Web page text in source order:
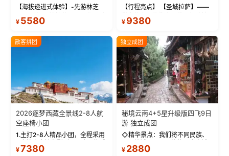
【海拔递进式体验】-先游林芝
(2900米)再访拉萨(3650米)，亲
测 99%游客零高反 。 【贴心保
反根本不是事儿 ！ 【无人机航
拍】-雪山/圣湖/...
¥ 5580
【行程亮点】 【圣城拉萨】——
带上信心与信仰去西藏，行吟拉
萨，感受这座城与生俱来的与众
城堡寺院于一体的宏伟建筑，是
西藏最完整的古代...
¥ 9380
散客拼团
2026逐梦西藏全景线2-8人航
空座椅小团
1.主打2-8人精品小团，全程采用
9座航空座椅车型（360度环抱式
座舱），提供VIP级别的舒适出行
¥7380
独立成团
秘境云南4+5星升级版四飞9日
游 独立成团
◇精华景点：我们将不同民族、
不同地域、不同风格的三座古城
—【大理古城、丽江古城、香格
¥ 2880